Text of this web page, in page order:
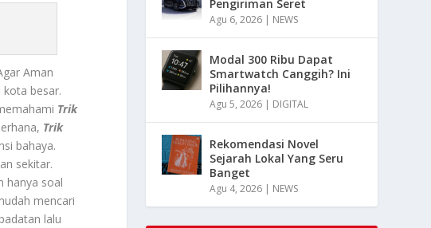
Aman
kota besar.
Trik
Trik
bahaya.
sekitar.
hanya soal
mencari
lalu
Pengiriman Seret
Agu 6, 2026 | NEWS
Modal 300 Ribu Dapat
Smartwatch Canggih? Ini
Pilihannya!
Agu 5, 2026 | DIGITAL
Rekomendasi Novel
Sejarah Lokal Yang Seru
Banget
Agu 4, 2026 | NEWS